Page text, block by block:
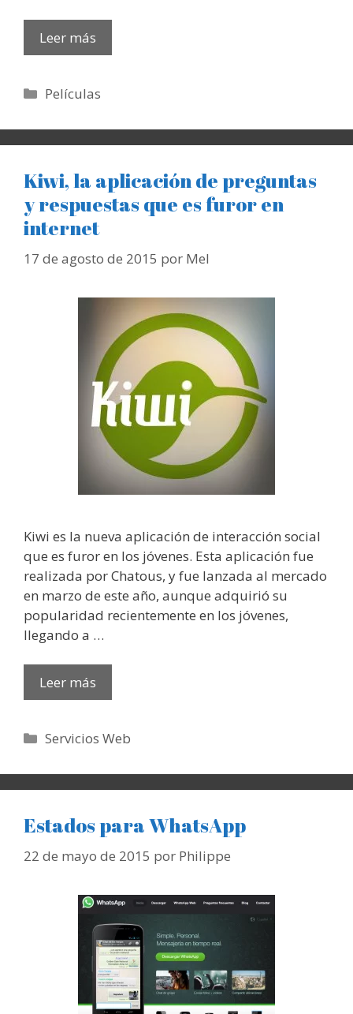
Leer más
Categorías
Películas
Kiwi, la aplicación de preguntas
y respuestas que es furor en
internet
17 de agosto de 2015 por Mel
Kiwi es la nueva aplicación de interacción social
que es furor en los jóvenes. Esta aplicación fue
realizada por Chatous, y fue lanzada al mercado
en marzo de este año, aunque adquirió su
popularidad recientemente en los jóvenes,
llegando a …
Leer más
Categorías
Servicios Web
Estados para WhatsApp
22 de mayo de 2015 por Philippe